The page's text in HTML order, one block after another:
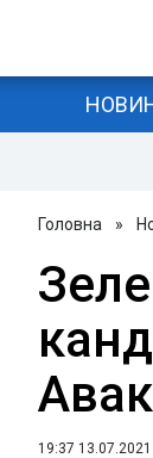
Головна »
19:37